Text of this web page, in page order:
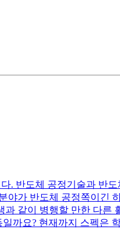
. 반도체 공정기술과 반
가 반도체 공정쪽이긴
같이 병행할 만한 다
까요? 현재까지 스펙은